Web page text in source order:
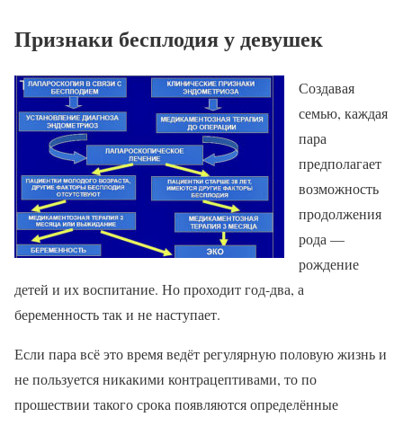
Признаки бесплодия у девушек
Создавая
семью, каждая
пара
предполагает
возможность
продолжения
рода —
рождение
детей и их воспитание. Но проходит год-два, а
беременность так и не наступает.
Если пара всё это время ведёт регулярную половую жизнь и
не пользуется никакими контрацептивами, то по
прошествии такого срока появляются определённые